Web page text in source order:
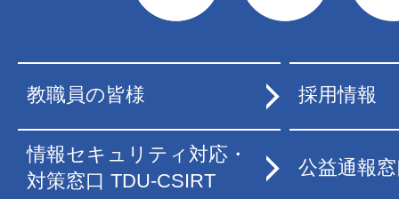
教職員の皆様 採用情報
情報セキュリティ対応・
対策窓口 TDU-CSIRT
公益通報